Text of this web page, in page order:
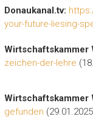
Donaukanal.tv:
your-future-liesing-
Wirtschaftskammer
zeichen-der-lehre
Wirtschaftskammer
gefunden